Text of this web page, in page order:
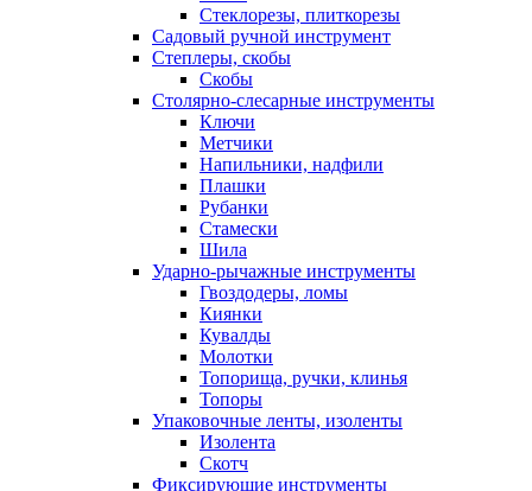
Стеклорезы, плиткорезы
Садовый ручной инструмент
Степлеры, скобы
Скобы
Столярно-слесарные инструменты
Ключи
Метчики
Напильники, надфили
Плашки
Рубанки
Стамески
Шила
Ударно-рычажные инструменты
Гвоздодеры, ломы
Киянки
Кувалды
Молотки
Топорища, ручки, клинья
Топоры
Упаковочные ленты, изоленты
Изолента
Скотч
Фиксирующие инструменты